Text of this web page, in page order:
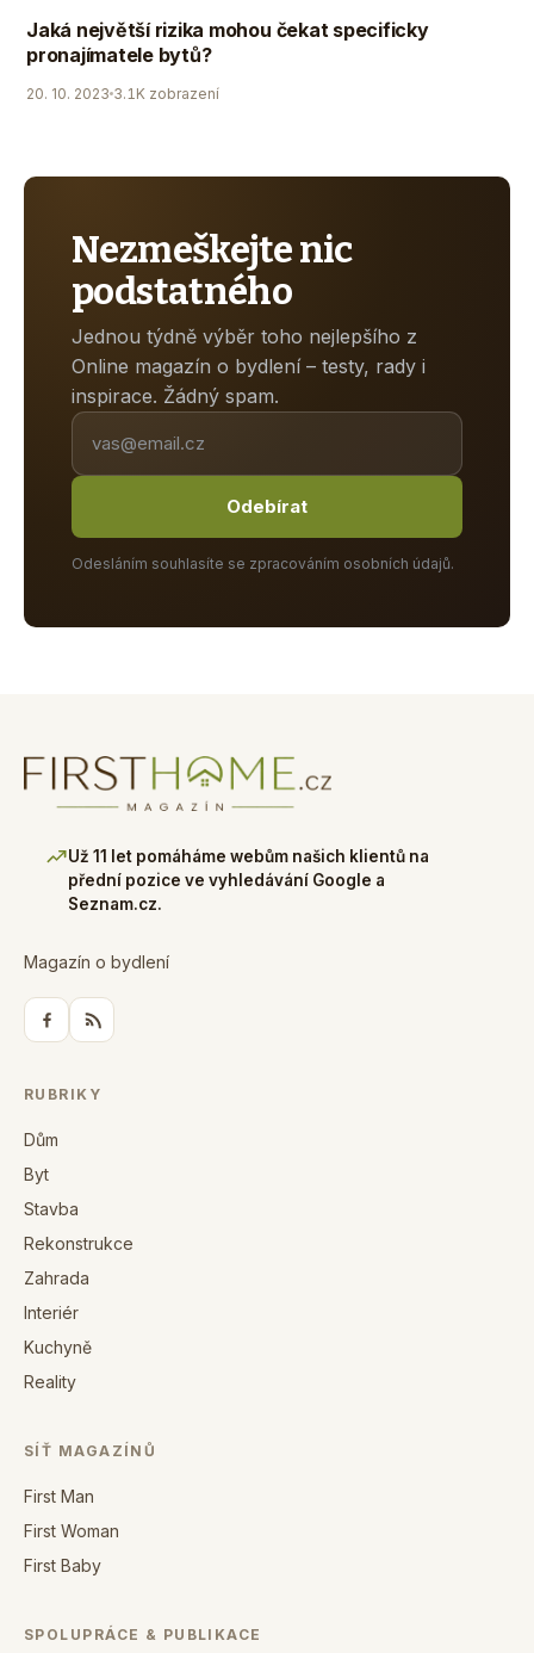
Jaká největší rizika mohou čekat specificky
pronajímatele bytů?
20. 10. 2023 3.1K zobrazení
Nezmeškejte nic
podstatného
Jednou týdně výběr toho nejlepšího z
Online magazín o bydlení – testy, rady i
inspirace. Žádný spam.
Odebírat
Odesláním souhlasíte se zpracováním osobních údajů.
Už 11 let pomáháme webům našich klientů na
přední pozice ve vyhledávání Google a
Seznam.cz.
Magazín o bydlení
RUBRIKY
Dům
Byt
Stavba
Rekonstrukce
Zahrada
Interiér
Kuchyně
Reality
SÍŤ MAGAZÍNŮ
First Man
First Woman
First Baby
SPOLUPRÁCE & PUBLIKACE